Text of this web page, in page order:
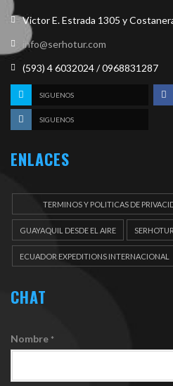
Victor E. Estrada 1305 y
info@serhotur.com
(593) 4 6032024 / 0968831287
SIGUENOS
SIGUENOS
ENLACES
TERMINOS Y POLITICAS DE
GUAYAQUIL DESDE EL AIRE SERHOTUR
ECUADOR EXPEDITIONS INTERNACIONAL
CHAT
Nombre *